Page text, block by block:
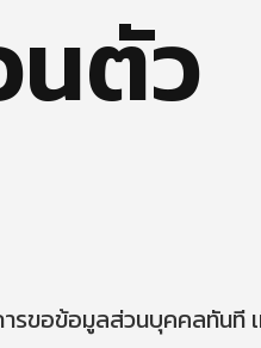
นตัว
การขอข้อมูลส่วนบุคคลทั